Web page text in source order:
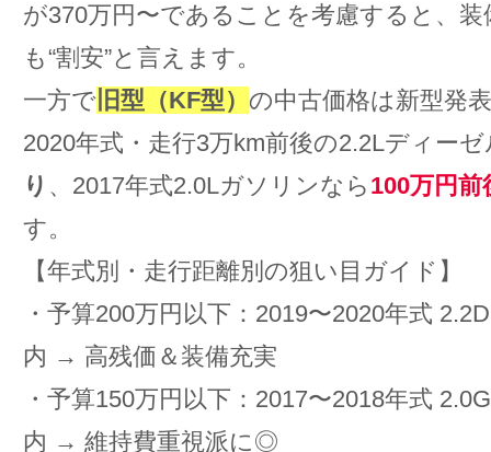
が370万円〜であることを考慮すると、
も“割安”と言えます。
一方で旧型（KF型） の中古価格は新型発
2020年式・走行3万km前後の2.2Lディー
り 、2017年式2.0Lガソリンなら 100万円前
す。
【年式別・走行距離別の狙い目ガイド】
・予算200万円以下：2019〜2020年式
内 → 高残価＆装備充実
・予算150万円以下：2017〜2018年式
内 → 維持費重視派に◎